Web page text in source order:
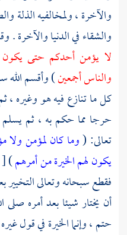
والآخرة ، ولمخالفيه الذلة
والشقاء في الدنيا والآخرة
لا يؤمن أحدكم حتى
والناس أجمعين) وأقسم الله
كل ما تنازع فيه هو وغيره
حرجا مما حكم به ، ثم يسلم
تعالى: (وما كان لمؤمن ولا
يكون لهم الخيرة من أمرهم)
[
فقطع سبحانه وتعالى
أن يختار شيئا بعد أمره صلى
حتم ، وإنما الخيرة في قول